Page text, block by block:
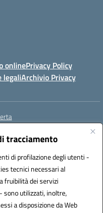
tracciamento
di profilazione degli utenti -
tecnici necessari al
fruibilità dei servizi
sono utilizzati, inoltre,
a disposizione da Web
onlinePrivacy Policy
legaliArchivio Privacy
(IPA): islasleu